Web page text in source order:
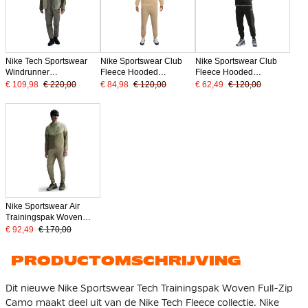
Nike Tech Sportswear
Windrunner
Trainingspak Woven
Zwart
€ 109,98 € 220,00
Nike Sportswear Club
Fleece Hooded
Joggingpak Beige Wit
€ 84,98 € 120,00
Nike Sportswear Club
Fleece Hooded
Joggingpak
€ 62,49 € 120,00
Nike Sportswear Air
Trainingspak Woven
Full-Zip Olijfgroen Groen
€ 92,49 € 170,00
PRODUCTOMSCHRIJVING
Dit nieuwe Nike Sportswear Tech Trainingspak Woven Full-Zip
Camo maakt deel uit van de Nike Tech Fleece collectie. Nike